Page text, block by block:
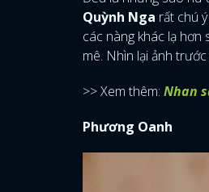
Quỳnh Nga rất chú
các nàng khác lạ hơn
mê. Nhìn lại ảnh
>> Xem thêm: Nhan
Phương Oanh